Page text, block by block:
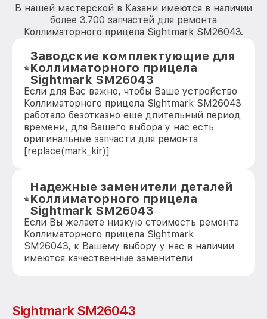
В нашей мастерской в Казани имеются в наличии
более 3.700 запчастей для ремонта
Коллиматорного прицела Sightmark SM26043.
Заводские комплектующие для
Коллиматорного прицела
Sightmark SM26043
Если для Вас важно, чтобы Ваше устройство
Коллиматорного прицела Sightmark SM26043
работало безотказно еще длительный период
времени, для Вашего выбора у нас есть
оригинальные запчасти для ремонта
[replace(mark_kir)]
Надежные заменители деталей
Коллиматорного прицела
Sightmark SM26043
Если Вы желаете низкую стоимость ремонта
Коллиматорного прицела Sightmark
SM26043, к Вашему выбору у нас в наличии
имеются качественные заменители
Sightmark SM26043